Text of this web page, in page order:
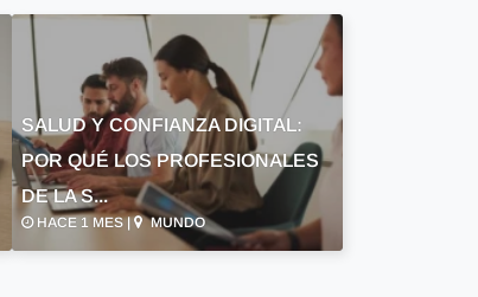
SALUD Y CONFIANZA DIGITAL:
POR QUÉ LOS PROFESIONALES
DE LA S...
HACE 1 MES | MUNDO